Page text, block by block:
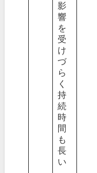
影
響
を
受
け
づ
ら
く
持
続
時
間
も
長
い